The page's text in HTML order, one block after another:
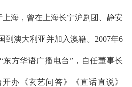
上海，曾在上海长宁沪剧团、静安
到澳大利亚并加入澳籍。2007年6
东方华语广播电台”，自任董事长
办《玄艺问答》《直话直说》